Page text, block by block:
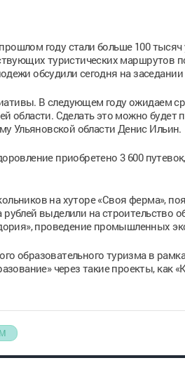
году стали больше 100
туристических маршрутов
обсудили сегодня на
В следующем году ожидаем
области. Сделать это можно
Ульяновской области Денис Ильин.
приобретено 3 600
на хуторе «Своя ферма»,
выделили на строительство
проведение промышленных
образовательного туризма в
через такие проекты, как